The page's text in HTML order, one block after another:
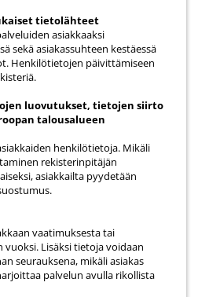
tietolähteet
asiakkaaksi
sekä asiakassuhteen kestäessä
Henkilötietojen päivittämiseen
luovutukset, tietojen siirto
talousalueen
henkilötietoja. Mikäli
rekisterinpitäjän
asiakkailta pyydetään
vaatimuksesta tai
Lisäksi tietoja voidaan
seurauksena, mikäli asiakas
palvelun avulla rikollista